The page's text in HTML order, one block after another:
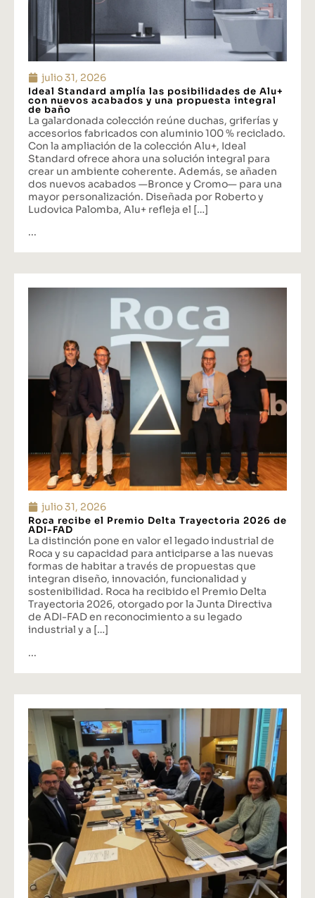
julio 31, 2026
Ideal Standard amplía las posibilidades de Alu+
con nuevos acabados y una propuesta integral
de baño
La galardonada colección reúne duchas, griferías y
accesorios fabricados con aluminio 100 % reciclado.
Con la ampliación de la colección Alu+, Ideal
Standard ofrece ahora una solución integral para
crear un ambiente coherente. Además, se añaden
dos nuevos acabados —Bronce y Cromo— para una
mayor personalización. Diseñada por Roberto y
Ludovica Palomba, Alu+ refleja el […]
...
julio 31, 2026
Roca recibe el Premio Delta Trayectoria 2026 de
ADI-FAD
La distinción pone en valor el legado industrial de
Roca y su capacidad para anticiparse a las nuevas
formas de habitar a través de propuestas que
integran diseño, innovación, funcionalidad y
sostenibilidad. Roca ha recibido el Premio Delta
Trayectoria 2026, otorgado por la Junta Directiva
de ADI-FAD en reconocimiento a su legado
industrial y a […]
...